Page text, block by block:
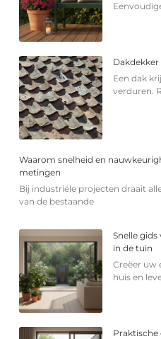
Een dak
verduren.
Waarom snelheid en
metingen
Bij industriële projecten draait
van de bestaande
Snelle
in de tuin
Creëer uw
huis en